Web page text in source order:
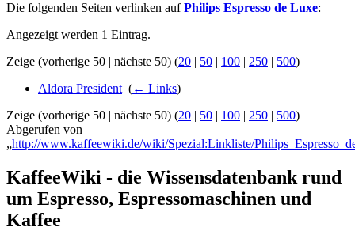
Die folgenden Seiten verlinken aufPhilips Espresso de Luxe:
Angezeigt werden 1 Eintrag.
Zeige (vorherige 50 | nächste 50) (20 | 50 | 100 | 250 | 500)
Aldora President (← Links)
Zeige (vorherige 50 | nächste 50) (20 | 50 | 100 | 250 | 500)
Abgerufen von
„http://www.kaffeewiki.de/wiki/Spezial:Linkliste/
KaffeeWiki - die Wissensdatenbank rund
um Espresso, Espressomaschinen und
Kaffee